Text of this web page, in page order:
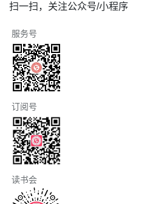
扫一扫，关注公众号/小程序
服务号
订阅号
读书会